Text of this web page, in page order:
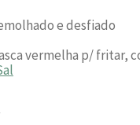
e desfiado
vermelha p/ fritar,